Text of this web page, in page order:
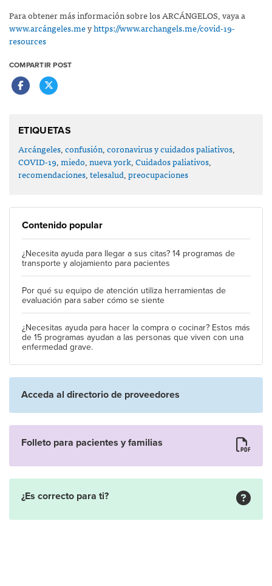
Para obtener más información sobre los ARCÁNGELOS, vaya a
www.arcángeles.meyhttps://www.archangels.me/covid-19-
resources
COMPARTIR POST
ETIQUETAS
Arcángeles,confusión,coronavirus y cuidados paliativos,
COVID-19,miedo,nueva york,Cuidados paliativos,
recomendaciones,telesalud,preocupaciones
Contenido popular
¿Necesita ayuda para llegar a sus citas? 14 programas de
transporte y alojamiento para pacientes
Por qué su equipo de atención utiliza herramientas de
evaluación para saber cómo se siente
¿Necesitas ayuda para hacer la compra o cocinar? Estos más
de 15 programas ayudan a las personas que viven con una
enfermedad grave.
Acceda al directorio de proveedores
Folleto para pacientes y familias
¿Es correcto para ti?